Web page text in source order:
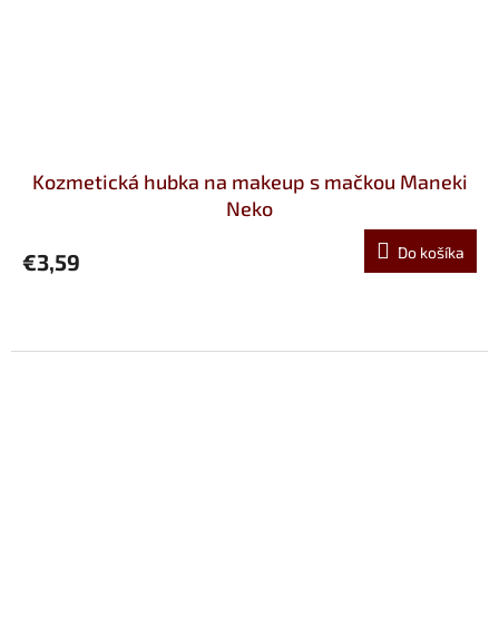
Kozmetická hubka na makeup s mačkou Maneki
Neko
€3,59 Do košíka